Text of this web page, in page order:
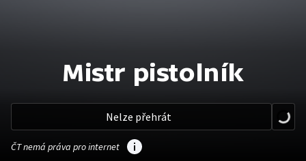
Mistr pistolník
Nelze přehrát
ČT nemá práva pro internet